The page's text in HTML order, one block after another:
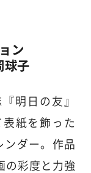
ン
子
明日の友』
紙を飾った
ンダー。作品
の彩度と力強